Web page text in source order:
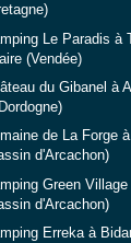
Le Paradis à
(Vendée)
du Gibanel à
de La Forge
d'Arcachon)
Green
d'Arcachon)
Erreka à